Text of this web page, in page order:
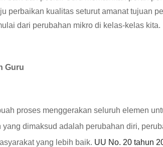
perbaikan kualitas seturut amanat tujuan
dari perubahan mikro di kelas-kelas kita.
Guru
proses menggerakan seluruh elemen
yang dimaksud adalah perubahan diri,
yang lebih baik. UU No. 20 tahun